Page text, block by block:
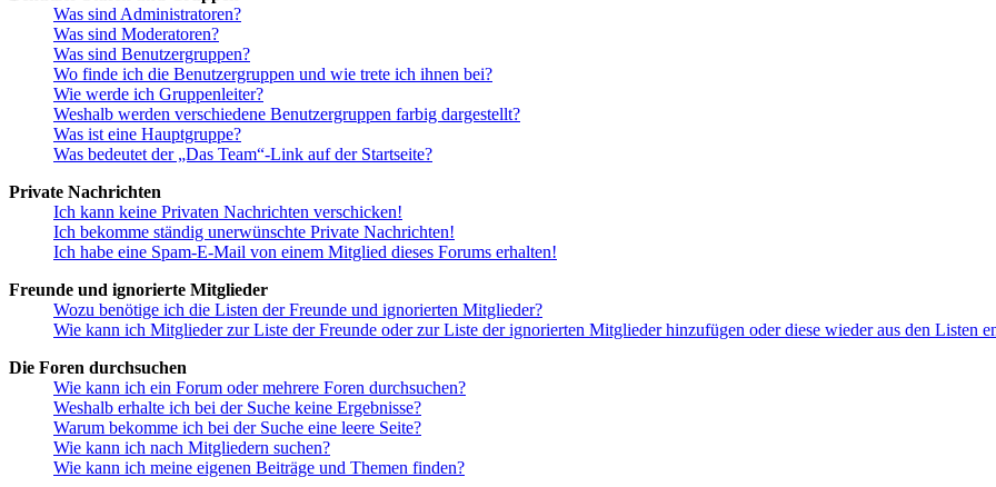
Was sind Administratoren?
Was sind Moderatoren?
Was sind Benutzergruppen?
Wo finde ich die Benutzergruppen und wie trete ich ihnen bei?
Wie werde ich Gruppenleiter?
Weshalb werden verschiedene Benutzergruppen farbig dargestellt?
Was ist eine Hauptgruppe?
Was bedeutet der „Das Team“-Link auf der Startseite?
Private Nachrichten
Ich kann keine Privaten Nachrichten verschicken!
Ich bekomme ständig unerwünschte Private Nachrichten!
Ich habe eine Spam-E-Mail von einem Mitglied dieses Forums erhalten!
Freunde und ignorierte Mitglieder
Wozu benötige ich die Listen der Freunde und ignorierten Mitglieder?
Wie kann ich Mitglieder zur Liste der Freunde oder zur Liste der ignorierten Mitglieder hinzufügen oder diese wieder aus den Listen
Die Foren durchsuchen
Wie kann ich ein Forum oder mehrere Foren durchsuchen?
Weshalb erhalte ich bei der Suche keine Ergebnisse?
Warum bekomme ich bei der Suche eine leere Seite?
Wie kann ich nach Mitgliedern suchen?
Wie kann ich meine eigenen Beiträge und Themen finden?